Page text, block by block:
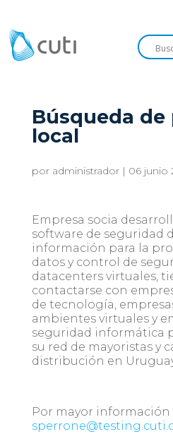
Búsqueda
local
por administrador| 06 junio
Empresa socia
software de seguridad
información para la
datos y control de
datacenters virtuales,
contactarse con
de tecnología,
ambientes virtuales y
seguridad informática
su red de mayoristas y
distribución en
Por mayor información